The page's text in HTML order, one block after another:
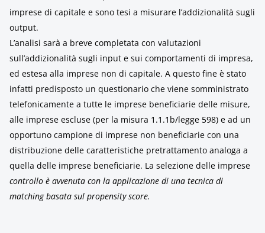
imprese di capitale e sono tesi a misurare l’addizionalità sugli
output.
L’analisi sarà a breve completata con valutazioni
sull’addizionalità sugli input e sui comportamenti di impresa,
ed estesa alla imprese non di capitale. A questo fine è stato
infatti predisposto un questionario che viene somministrato
telefonicamente a tutte le imprese beneficiarie delle misure,
alle imprese escluse (per la misura 1.1.1b/legge 598) e ad un
opportuno campione di imprese non beneficiarie con una
distribuzione delle caratteristiche pretrattamento analoga a
quella delle imprese beneficiarie. La selezione delle imprese
controllo è avvenuta con la applicazione di una tecnica di
matching basata sul propensity score.